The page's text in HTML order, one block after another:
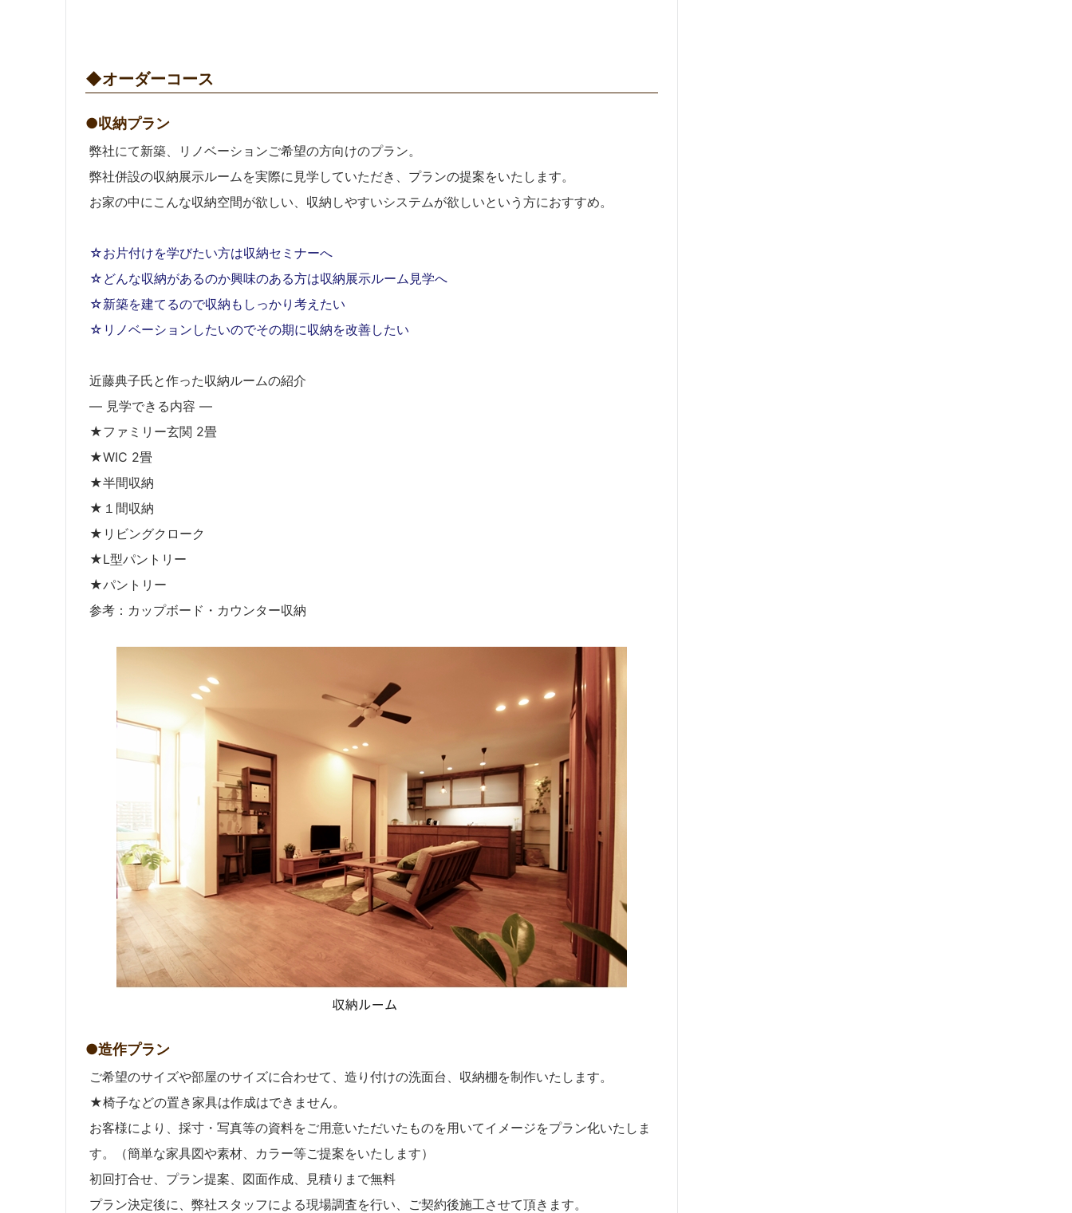
◆オーダーコース
●収納プラン
弊社にて新築、リノベーションご希望の方向けのプラン。
弊社併設の収納展示ルームを実際に見学していただき、プランの提案をいたします。
お家の中にこんな収納空間が欲しい、収納しやすいシステムが欲しいという方におすすめ。
☆お片付けを学びたい方は収納セミナーへ
☆どんな収納があるのか興味のある方は収納展示ルーム見学へ
☆新築を建てるので収納もしっかり考えたい
☆リノベーションしたいのでその期に収納を改善したい
近藤典子氏と作った収納ルームの紹介
― 見学できる内容 ―
★ファミリー玄関 2畳
★WIC 2畳
★半間収納
★１間収納
★リビングクローク
★L型パントリー
★パントリー
参考：カップボード・カウンター収納
●造作プラン
ご希望のサイズや部屋のサイズに合わせて、造り付けの洗面台、収納棚を制作いたします。
★椅子などの置き家具は作成はできません。
お客様により、採寸・写真等の資料をご用意いただいたものを用いてイメージをプラン化いたしま
す。（簡単な家具図や素材、カラー等ご提案をいたします）
初回打合せ、プラン提案、図面作成、見積りまで無料
プラン決定後に、弊社スタッフによる現場調査を行い、ご契約後施工させて頂きます。